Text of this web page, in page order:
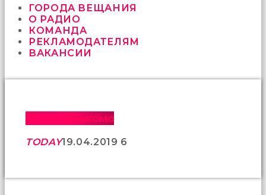
öttürüyor
sex
hikayeleri
kızların
rahatlıyorlar
altyazılı
sikiş
ГОРОДА ВЕЩАНИЯ
О РАДИО
КОМАНДА
РЕКЛАМОДАТЕЛЯМ
ВАКАНСИИ
Гонка Джакомо
TODAY19.04.2019 6